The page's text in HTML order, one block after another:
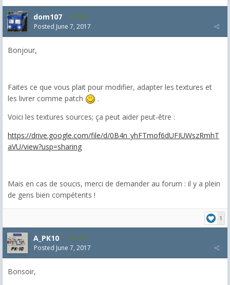
dom107 154
Posted June 7, 2017
Bonjour,
Faites ce que vous plait pour modifier, adapter les textures et
les livrer comme patch
.
Voici les textures sources; ça peut aider peut-être :
https://drive.google.com/file/d/0B4n_yhFTmof6dUFIUWszRmhT
aVU/view?usp=sharing
Mais en cas de soucis, merci de demander au forum : il y a plein
de gens bien compétents !
1
A_PK10 509
Posted June 7, 2017
Bonsoir,